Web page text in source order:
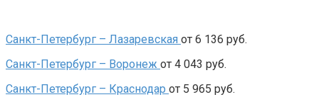
Санкт-Петербург – Лазаревская от 6 136 руб.
Санкт-Петербург – Воронеж от 4 043 руб.
Санкт-Петербург – Краснодар от 5 965 руб.